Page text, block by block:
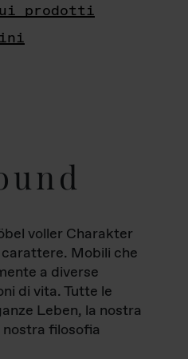
prodotti
voller Charakter
Mobili che
a diverse
di vita. Tutte le
Leben, la nostra
filosofia